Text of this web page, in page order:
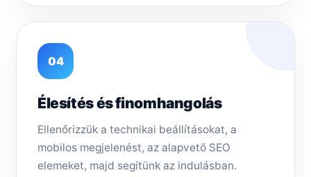
04
Élesítés és finomhangolás
Ellenőrizzük a technikai beállításokat, a
mobilos megjelenést, az alapvető SEO
elemeket, majd segítünk az indulásban.